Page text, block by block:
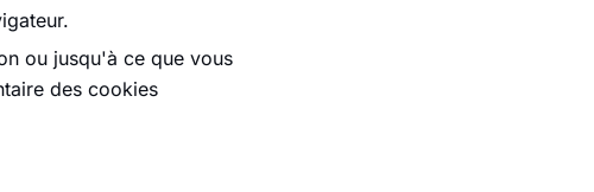
ou jusqu'à ce que vous
des cookies